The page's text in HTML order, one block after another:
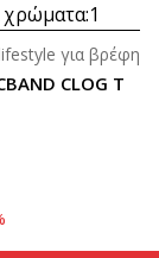
χρώματα:1
CLOG T
για βρέφη